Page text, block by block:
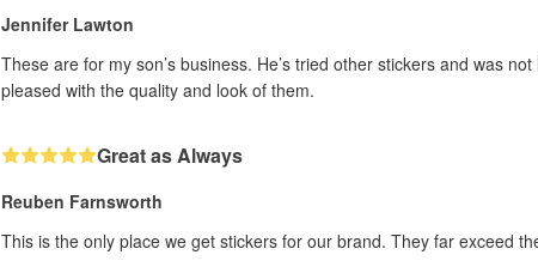
Jennifer Lawton
These are for my son’s business. He’s tried other stickers and was
pleased with the quality and look of them.
Great as Always
Reuben Farnsworth
This is the only place we get stickers for our brand. They far exceed